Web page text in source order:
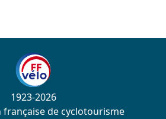
1923-2026
de cyclotourisme